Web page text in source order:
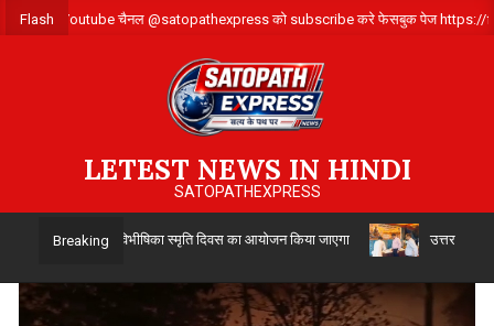
Skip
to
Flash
करे ,हमारे Youtube चैनल @satopathexpress को subscribe करे फेसबुक पेज
LETEST NEWS IN HINDI
SATOPATHEXPRESS
Breaking
अगस्त को विभाजन विभीषिका स्मृति दिवस का आयोजन किया जाएगा उत्तर प्रदेश